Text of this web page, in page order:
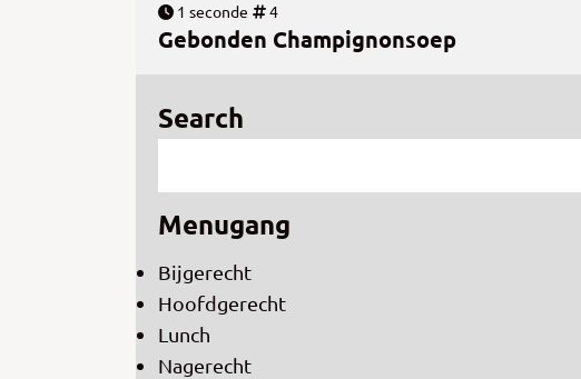
1 seconde 4
Gebonden Champignonsoep
Search
Menugang
Bijgerecht
Hoofdgerecht
Lunch
Nagerecht